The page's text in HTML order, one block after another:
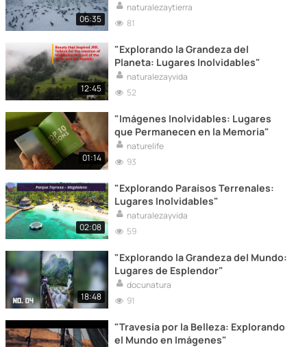
06:35
naturalezaytierra
81
12:45
"Explorando la Grandeza del
Planeta: Lugares Inolvidables"
naturalezayvida
52
01:14
"Imágenes Inolvidables: Lugares
que Permanecen en la Memoria"
naturelife
93
02:08
"Explorando Paraísos Terrenales:
Lugares Inolvidables"
naturalezayvida
59
18:48
"Explorando la Grandeza del Mundo:
Lugares de Esplendor"
docunatura
91
"Travesía por la Belleza: Explorando
el Mundo en Imágenes"